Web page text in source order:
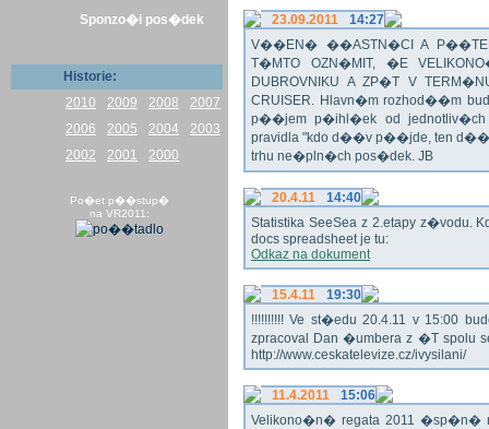
Sponzo�i pos�dek
Historie:
2010
2009 2008
2007
2006
2005 2004
2003
2002
2001 2000
Po�et p��stup�
na VR2011:
23.09.2011
14:27
V��EN� ��ASTN�CI A
T�MTO OZN�MIT, �E
DUBROVNIKU A ZP�T V
CRUISER. Hlavn�m rozhod��m
p��jem p�ihl�ek od
pravidla "kdo d��v p��jde, ten
trhu ne�pln�ch pos�dek. JB
20.4.11
14:40
Statistika SeeSea z 2.etapy z�vodu.
docs spreadsheet je tu:
Odkaz na dokument
15.4.11
19:30
!!!!!!!!!! Ve st�edu 20.4.11 v 15:00
zpracoval Dan �umbera z �T spolu
http://www.ceskatelevize.cz/ivysilani/
11.4.2011
15:06
Velikono�n� regata 2011 �sp�n�